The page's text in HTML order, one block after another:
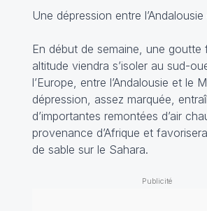
Une dépression entre
En début de semaine, une goutte
altitude viendra s’isoler au sud-
l’Europe, entre l’Andalousie et le
dépression, assez marquée,
d’importantes remontées d’air
provenance d’Afrique et
de sable sur le Sahara.